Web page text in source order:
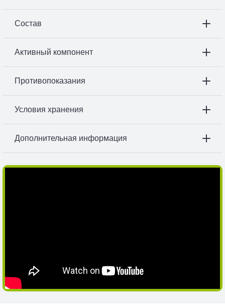
Состав
Активный компонент
Противопоказания
Условия хранения
Дополнительная информация